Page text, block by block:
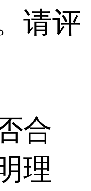
请评
合
理